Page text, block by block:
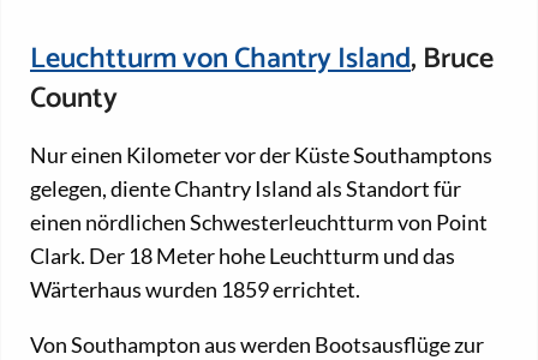
Leuchtturm von Chantry Island, Bruce
County
Nur einen Kilometer vor der Küste Southamptons
gelegen, diente Chantry Island als Standort für
einen nördlichen Schwesterleuchtturm von Point
Clark. Der 18 Meter hohe Leuchtturm und das
Wärterhaus wurden 1859 errichtet.
Von Southampton aus werden Bootsausflüge zur